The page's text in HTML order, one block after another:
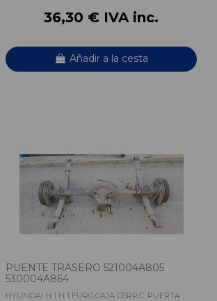
36,30 € IVA inc.
Añadir a la cesta
PUENTE TRASERO 521004A805
530004A864
HYUNDAI H 1 H 1 FURG.CAJA CERR.C. PUERTA